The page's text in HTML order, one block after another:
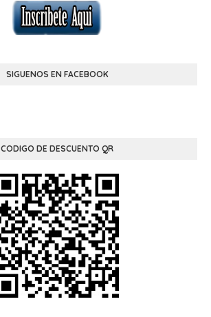
SIGUENOS EN FACEBOOK
CODIGO DE DESCUENTO QR